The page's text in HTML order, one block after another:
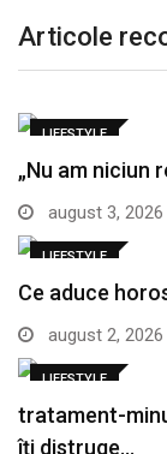
Articole
LIFESTYLE
„Nu am niciun
august 3, 2026
LIFESTYLE
Ce aduce
august 2, 2026
LIFESTYLE
tratament-
îți distruge…